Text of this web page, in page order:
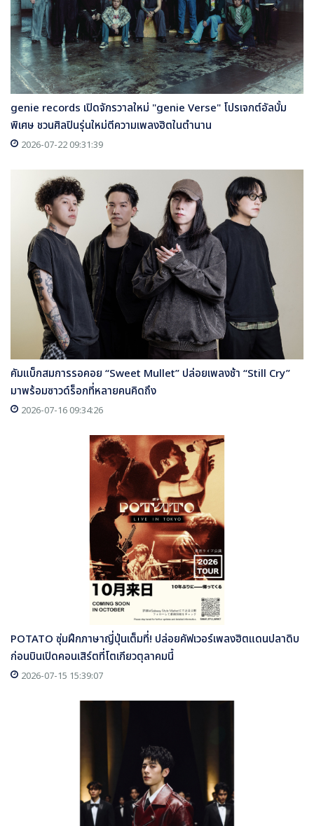
genie records เปิดจักรวาลใหม่ "genie Verse" โปรเจกต์อัลบั้ม
พิเศษ ชวนศิลปินรุ่นใหม่ตีความเพลงฮิตในตำนาน
2026-07-22 09:31:39
คัมแบ็กสมการรอคอย “Sweet Mullet” ปล่อยเพลงช้า “Still Cry”
มาพร้อมซาวด์ร็อกที่หลายคนคิดถึง
2026-07-16 09:34:26
POTATO ซุ่มฝึกภาษาญี่ปุ่นเต็มที่! ปล่อยคัฟเวอร์เพลงฮิตแดนปลาดิบ
ก่อนบินเปิดคอนเสิร์ตที่โตเกียวตุลาคมนี้
2026-07-15 15:39:07